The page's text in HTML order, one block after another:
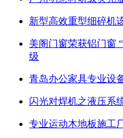
新型高效重型细碎机
美阁门窗荣获铝门窗
级
青岛办公家具专业设
闪光对焊机之液压系
专业运动木地板施工